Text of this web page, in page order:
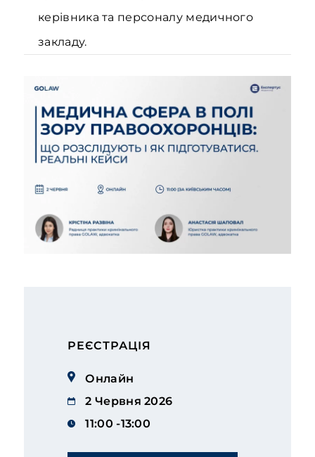
керівника та персоналу медичного
закладу.
РЕЄСТРАЦІЯ
Онлайн
2 Червня 2026
11:00 -13:00